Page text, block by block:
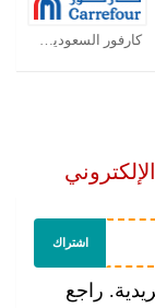
اشتراك
راجع